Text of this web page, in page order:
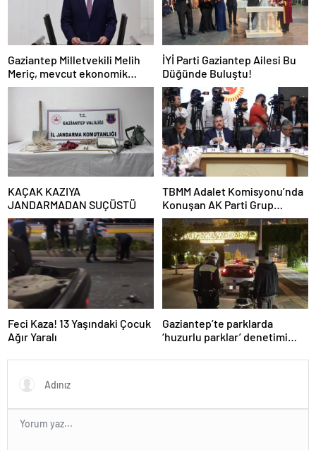
Gaziantep Milletvekili Melih
Meriç, mevcut ekonomik
koşullarda dar gelirli
vatandaşların konut sahibi
olmasının neredeyse
imkânsız
İYİ Parti Gaziantep Ailesi Bu
Düğünde Buluştu!
KAÇAK KAZIYA
JANDARMADAN SUÇÜSTÜ
TBMM Adalet Komisyonu’nda
Konuşan AK Parti Grup
Başkanvekili Abdulhamit Gül:
“Kanun Teklifi Milletimizin
Teklifidir”
Feci Kaza! 13 Yaşındaki Çocuk
Ağır Yaralı
Gaziantep’te parklarda
‘huzurlu parklar’ denetimi